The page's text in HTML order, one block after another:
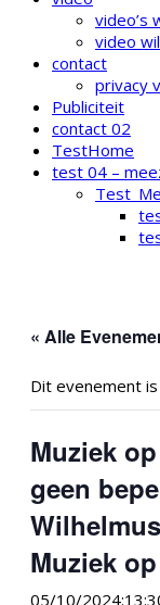
video’s
video
contact
privacy
Publiciteit
contact 02
TestHome
test 04 –
« Alle
Dit evenement
Muziek
geen
Muziek
05/10/